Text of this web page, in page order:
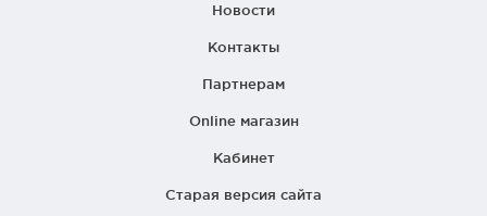
Новости
Контакты
Партнерам
Online магазин
Кабинет
Старая версия сайта